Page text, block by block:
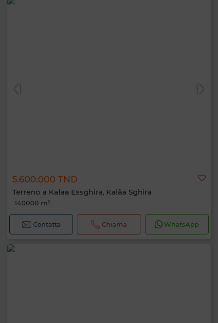
5.600.000 TND
Terreno a Kalaa Essghira, Kalâa Sghira
140000 m²
Contatta Chiama WhatsApp